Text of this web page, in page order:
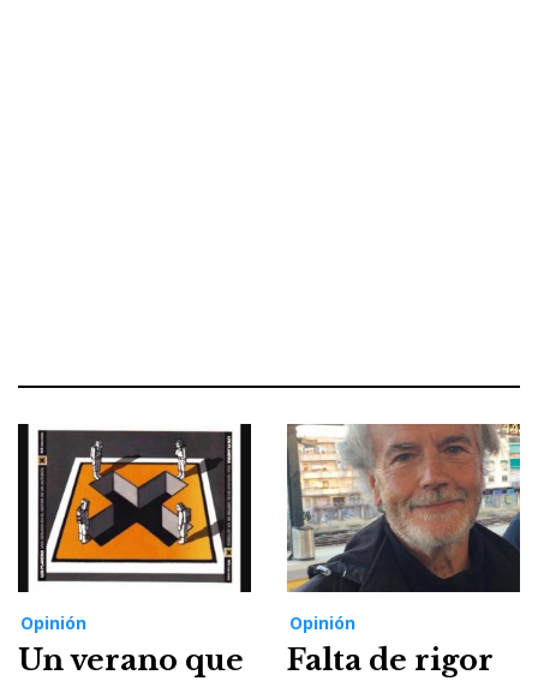
Opinión
Un verano que
Opinión
Falta de rigor